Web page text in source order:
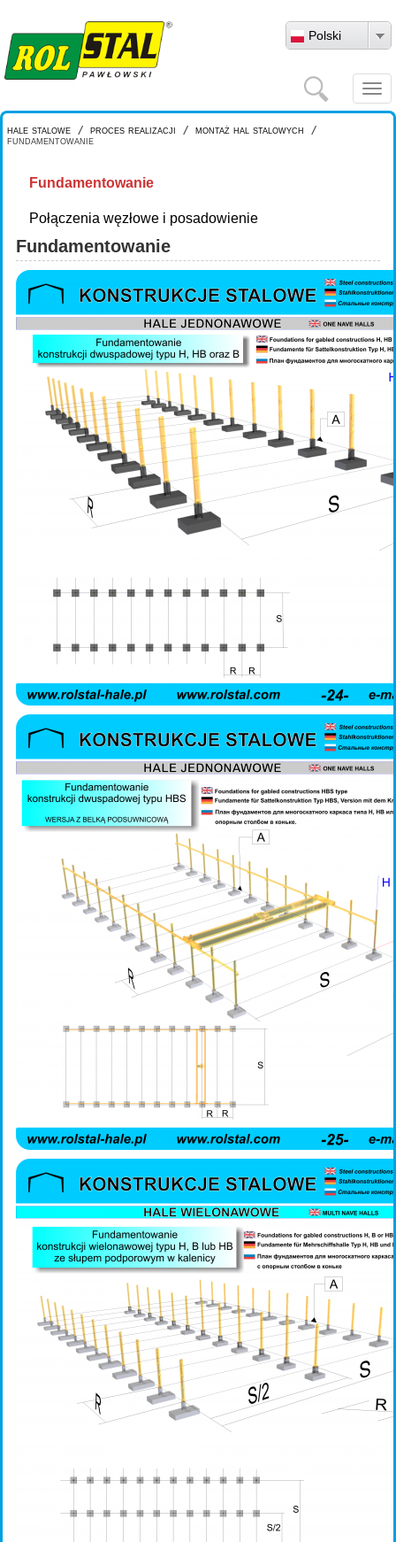
Polski
Szukaj
hale stalowe / proces realizacji / montaż hal stalowych /
fundamentowanie
Fundamentowanie
Połączenia węzłowe i posadowienie
Fundamentowanie